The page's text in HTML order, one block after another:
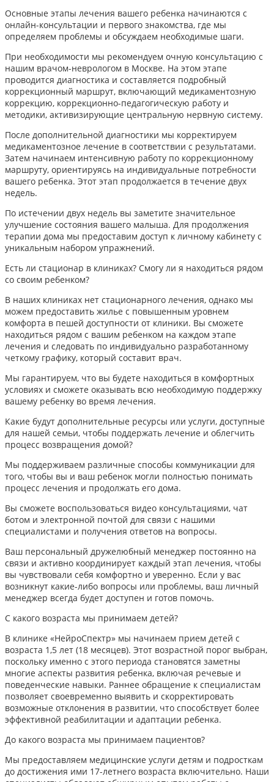
Основные этапы лечения вашего ребенка начинаются с
онлайн-консультации и первого знакомства, где мы
определяем проблемы и обсуждаем необходимые шаги.
При необходимости мы рекомендуем очную консультацию с
нашим врачом-неврологом в Москве. На этом этапе
проводится диагностика и составляется подробный
коррекционный маршрут, включающий медикаментозную
коррекцию, коррекционно-педагогическую работу и
методики, активизирующие центральную нервную систему.
После дополнительной диагностики мы корректируем
медикаментозное лечение в соответствии с результатами.
Затем начинаем интенсивную работу по коррекционному
маршруту, ориентируясь на индивидуальные потребности
вашего ребенка. Этот этап продолжается в течение двух
недель.
По истечении двух недель вы заметите значительное
улучшение состояния вашего малыша. Для продолжения
терапии дома мы предоставим доступ к личному кабинету с
уникальным набором упражнений.
Есть ли стационар в клиниках? Смогу ли я находиться рядом
со своим ребенком?
В наших клиниках нет стационарного лечения, однако мы
можем предоставить жилье с повышенным уровнем
комфорта в пешей доступности от клиники. Вы сможете
находиться рядом с вашим ребенком на каждом этапе
лечения и следовать по индивидуально разработанному
четкому графику, который составит врач.
Мы гарантируем, что вы будете находиться в комфортных
условиях и сможете оказывать всю необходимую поддержку
вашему ребенку во время лечения.
Какие будут дополнительные ресурсы или услуги, доступные
для нашей семьи, чтобы поддержать лечение и облегчить
процесс возвращения домой?
Мы поддерживаем различные способы коммуникации для
того, чтобы вы и ваш ребенок могли полностью понимать
процесс лечения и продолжать его дома.
Вы сможете воспользоваться видео консультациями, чат
ботом и электронной почтой для связи с нашими
специалистами и получения ответов на вопросы.
Ваш персональный дружелюбный менеджер постоянно на
связи и активно координирует каждый этап лечения, чтобы
вы чувствовали себя комфортно и уверенно. Если у вас
возникнут какие-либо вопросы или проблемы, ваш личный
менеджер всегда будет доступен и готов помочь.
С какого возраста мы принимаем детей?
В клинике «НейроСпектр» мы начинаем прием детей с
возраста 1,5 лет (18 месяцев). Этот возрастной порог выбран,
поскольку именно с этого периода становятся заметны
многие аспекты развития ребенка, включая речевые и
поведенческие навыки. Раннее обращение к специалистам
позволяет своевременно выявить и скорректировать
возможные отклонения в развитии, что способствует более
эффективной реабилитации и адаптации ребенка.​
До какого возраста мы принимаем пациентов?
Мы предоставляем медицинские услуги детям и подросткам
до достижения ими 17-летнего возраста включительно. Наши